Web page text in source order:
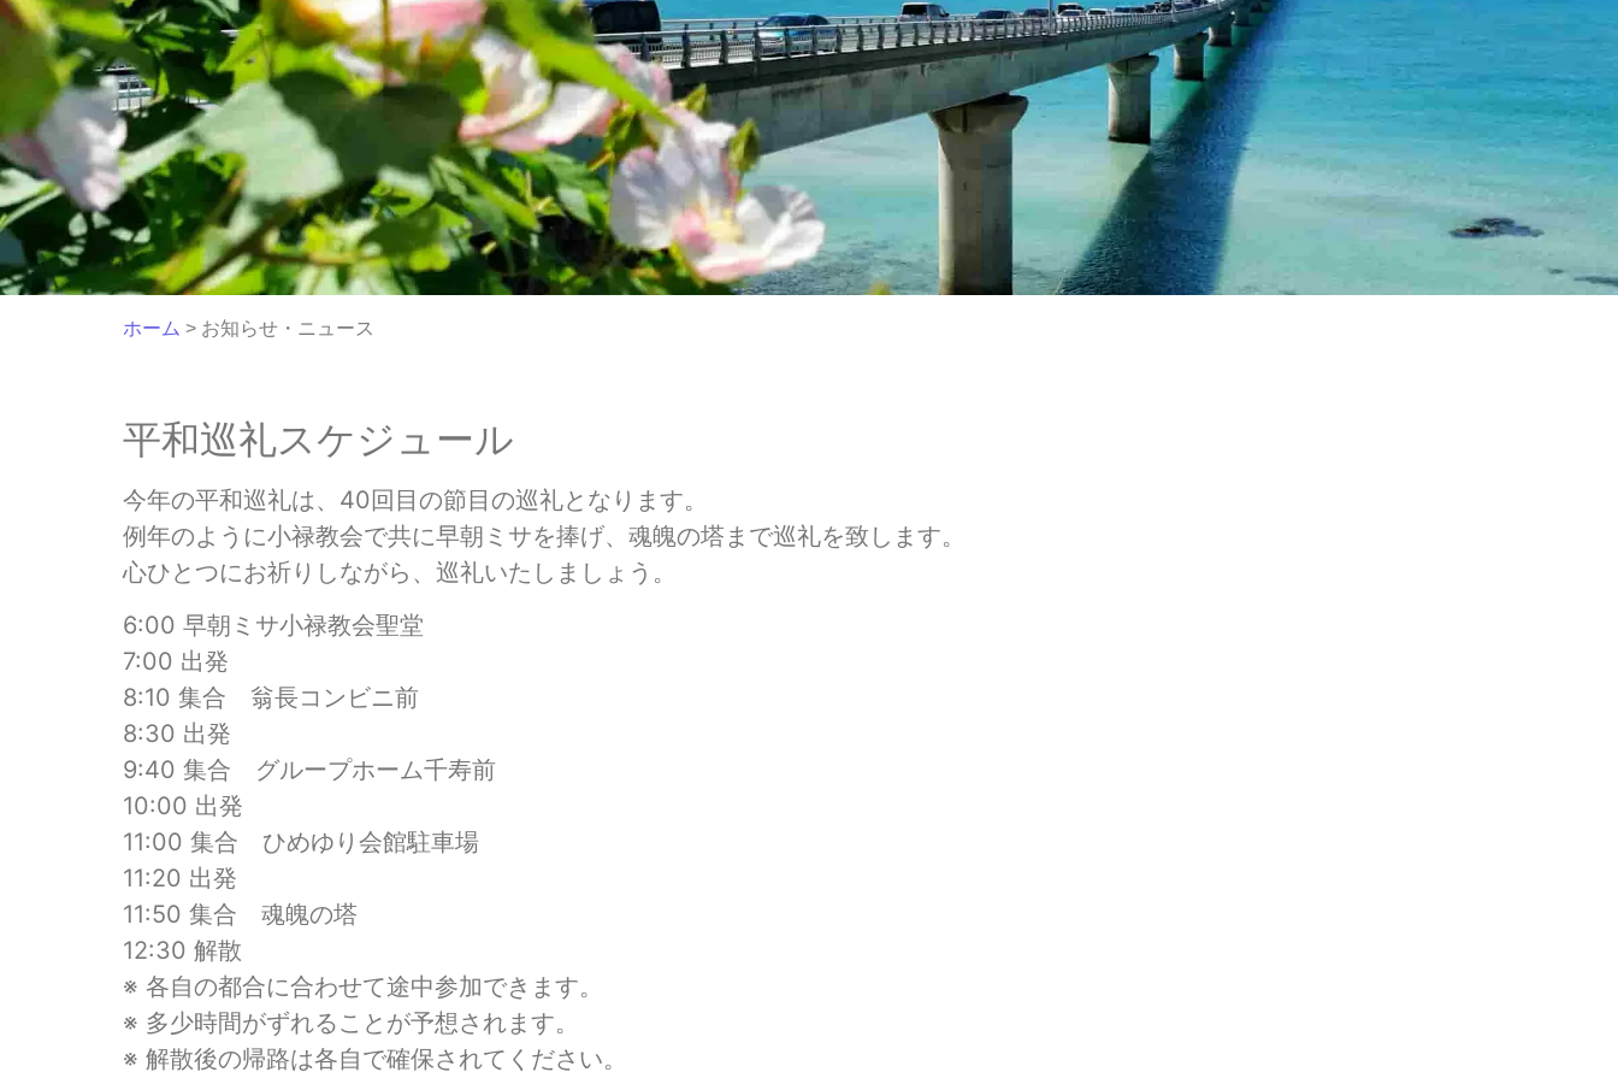
ホーム > お知らせ・ニュース
平和巡礼スケジュール
今年の平和巡礼は、40回目の節目の巡礼となります。
例年のように小禄教会で共に早朝ミサを捧げ、魂魄の塔まで巡礼を致します。
心ひとつにお祈りしながら、巡礼いたしましょう。
6:00 早朝ミサ小禄教会聖堂
7:00 出発
8:10 集合 翁長コンビニ前
8:30 出発
9:40 集合 グループホーム千寿前
10:00 出発
11:00 集合 ひめゆり会館駐車場
11:20 出発
11:50 集合 魂魄の塔
12:30 解散
※ 各自の都合に合わせて途中参加できます。
※ 多少時間がずれることが予想されます。
※ 解散後の帰路は各自で確保されてください。